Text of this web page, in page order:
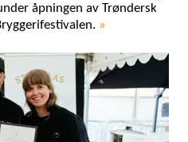
åpningen av Trøndersk
»